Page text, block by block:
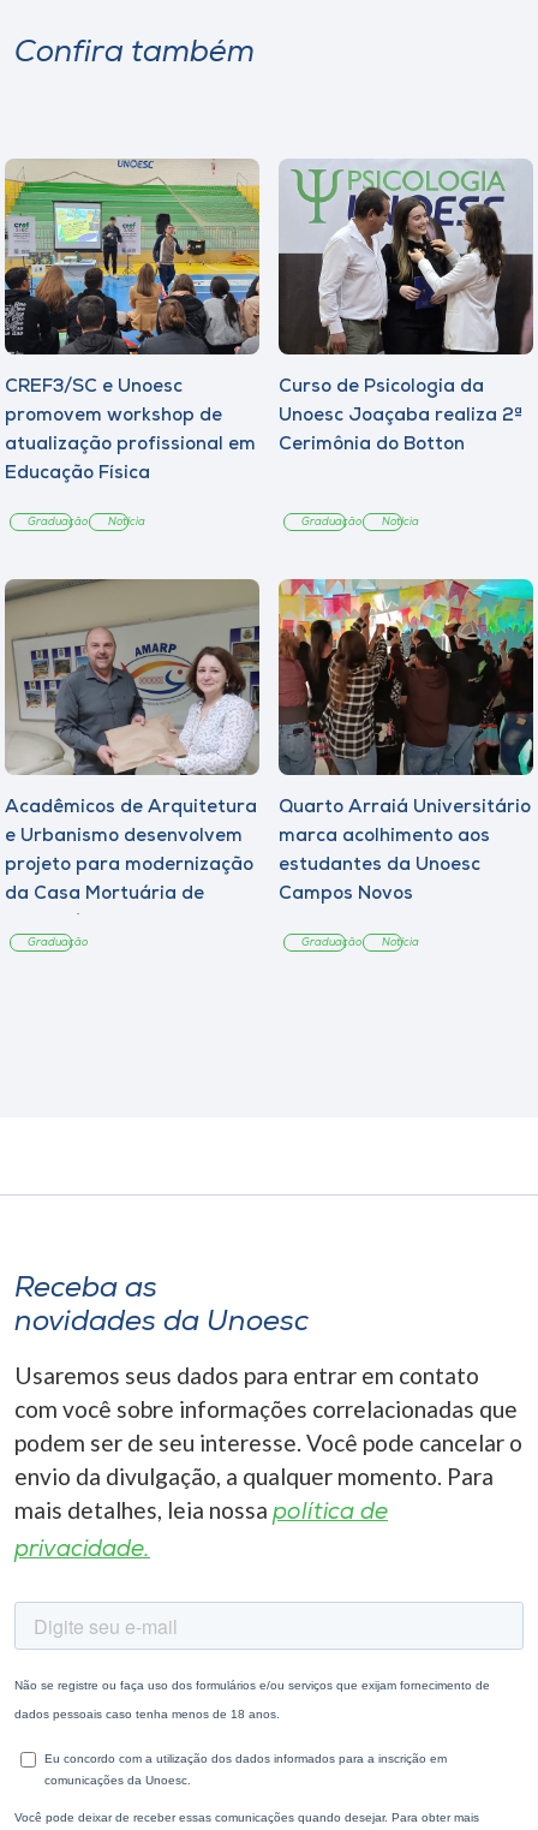
Confira também
CREF3/SC e Unoesc
promovem workshop de
atualização profissional em
Educação Física
Graduação Notícia
Curso de Psicologia da
Unoesc Joaçaba realiza 2ª
Cerimônia do Botton
Graduação Notícia
Acadêmicos de Arquitetura
e Urbanismo desenvolvem
projeto para modernização
da Casa Mortuária de
Graduação
Quarto Arraiá Universitário
marca acolhimento aos
estudantes da Unoesc
Campos Novos
Graduação Notícia
Receba as
novidades da Unoesc
Usaremos seus dados para entrar em contato
com você sobre informações correlacionadas que
podem ser de seu interesse. Você pode cancelar o
envio da divulgação, a qualquer momento. Para
mais detalhes, leia nossa política de
privacidade.